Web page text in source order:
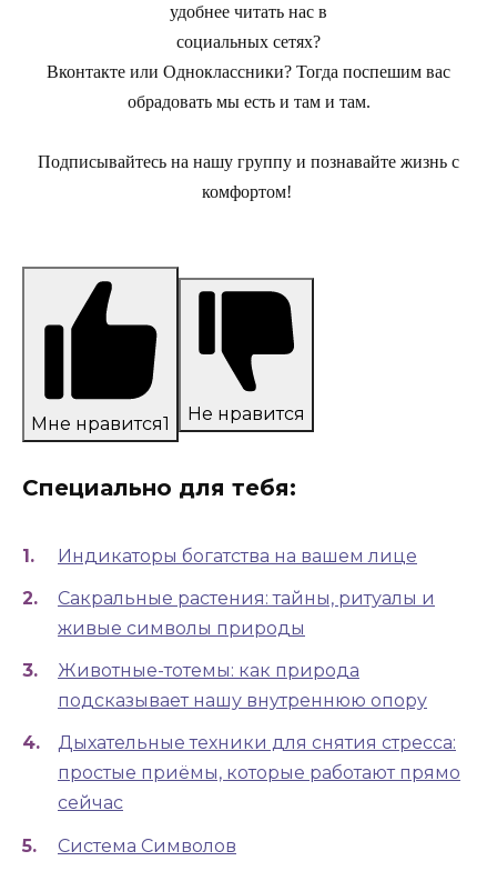
удобнее читать нас в
социальных сетях?
Вконтакте или Одноклассники? Тогда поспешим вас
обрадовать мы есть и там и там.
Подписывайтесь на нашу группу и познавайте жизнь с
комфортом!
Мне нравится1 Не нравится
Специально для тебя:
Индикаторы богатства на вашем лице
Сакральные растения: тайны, ритуалы и
живые символы природы
Животные-тотемы: как природа
подсказывает нашу внутреннюю опору
Дыхательные техники для снятия стресса:
простые приёмы, которые работают прямо
сейчас
Система Символов